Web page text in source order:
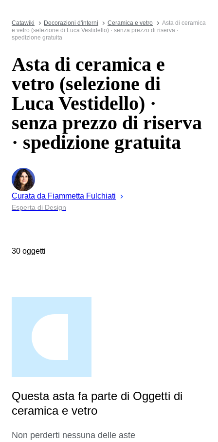
Catawiki Decorazioni d'interni Ceramica e vetro
Asta di ceramica
e vetro (selezione di Luca Vestidello) · senza prezzo di riserva ·
spedizione gratuita
Asta di ceramica e
vetro (selezione di
Luca Vestidello) ·
senza prezzo di riserva
· spedizione gratuita
Curata da Fiammetta Fulchiati
Esperta di Design
30 oggetti
Questa asta fa parte di Oggetti di
ceramica e vetro
Non perderti nessuna delle aste